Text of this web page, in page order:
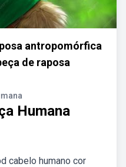
antropomórfica
de raposa
Humana
cabelo humano cor